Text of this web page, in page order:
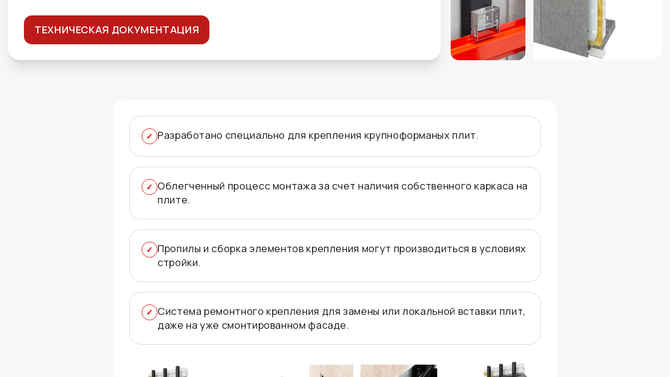
ТЕХНИЧЕСКАЯ ДОКУМЕНТАЦИЯ
Разработано специально для крепления крупноформаных плит.
Облегченный процесс монтажа за счет наличия собственного каркаса на
плите.
Пропилы и сборка элементов крепления могут производиться в условиях
стройки.
Система ремонтного крепления для замены или локальной вставки плит,
даже на уже смонтированном фасаде.